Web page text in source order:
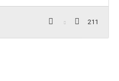
211